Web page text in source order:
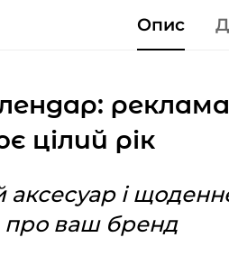
Опис
цілий рік
аксесуар і
про ваш бренд